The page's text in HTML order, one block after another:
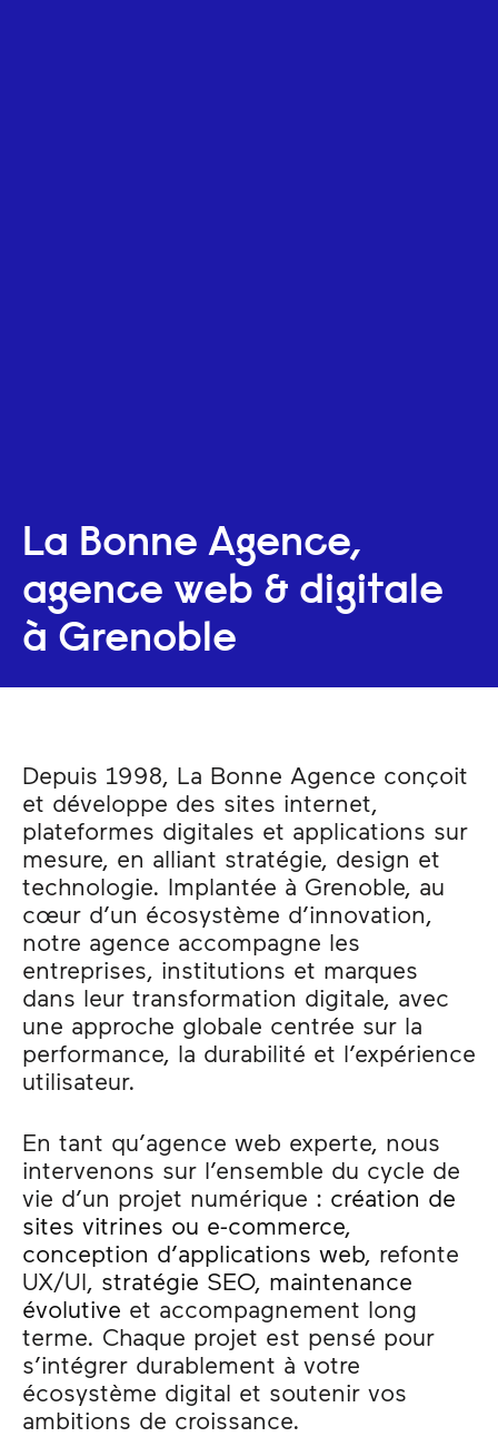
La Bonne Agence,
agence web & digitale
à Grenoble
Depuis 1998, La Bonne Agence conçoit
et développe des sites internet,
plateformes digitales et applications sur
mesure, en alliant stratégie, design et
technologie. Implantée à Grenoble, au
cœur d’un écosystème d’innovation,
notre agence accompagne les
entreprises, institutions et marques
dans leur transformation digitale, avec
une approche globale centrée sur la
performance, la durabilité et l’expérience
utilisateur.
En tant qu’agence web experte, nous
intervenons sur l’ensemble du cycle de
vie d’un projet numérique : création de
sites vitrines ou e-commerce,
conception d’applications web, refonte
UX/UI, stratégie SEO, maintenance
évolutive et accompagnement long
terme. Chaque projet est pensé pour
s’intégrer durablement à votre
écosystème digital et soutenir vos
ambitions de croissance.